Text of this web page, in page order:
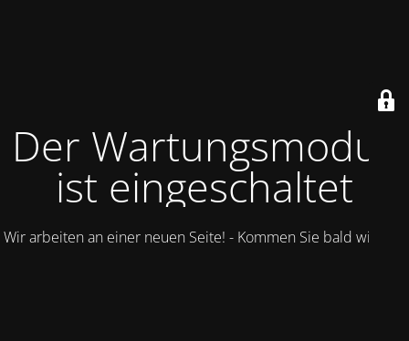
Der Wartungsmodus
ist eingeschaltet
Wir arbeiten an einer neuen Seite! - Kommen Sie bald wieder.